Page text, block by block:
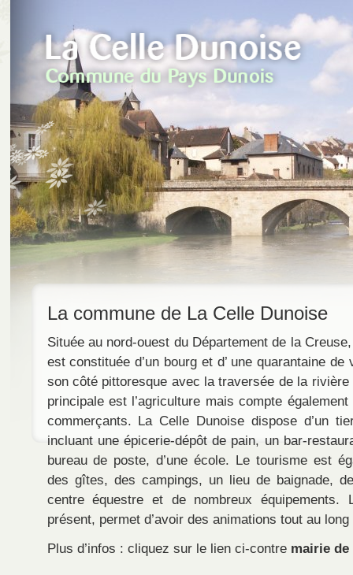
La commune de La Celle Dunoise
Située au nord-ouest du Département de la
est constituée d’un bourg et d’ une quarantaine
son côté pittoresque avec la traversée de la
principale est l’agriculture mais compte
commerçants. La Celle Dunoise dispose d’un
incluant une épicerie-dépôt de pain, un bar-
bureau de poste, d’une école. Le tourisme est
des gîtes, des campings, un lieu de baignade,
centre équestre et de nombreux
présent, permet d’avoir des animations tout au long
Plus d’infos : cliquez sur le lien ci-contre mairie de